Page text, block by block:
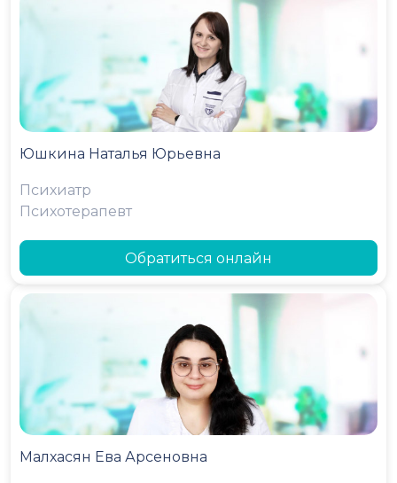
Юшкина Наталья Юрьевна
Психиатр
Психотерапевт
Обратиться онлайн
Малхасян Ева Арсеновна